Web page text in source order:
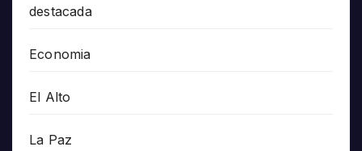
destacada
Economia
El Alto
La Paz